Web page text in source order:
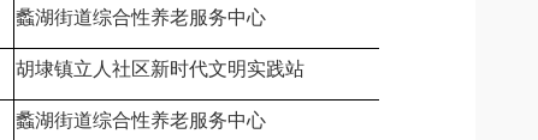
蠡湖街道综合性养老服务中心
胡埭镇立人社区新时代文明实践站
蠡湖街道综合性养老服务中心